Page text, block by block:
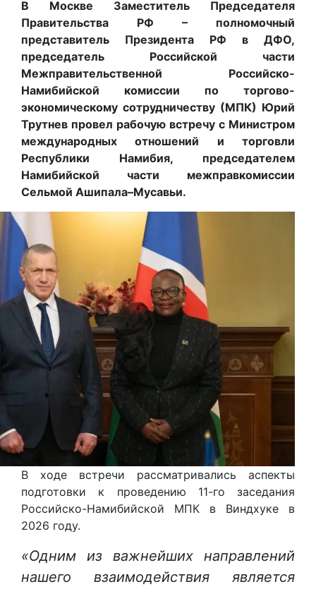
В Москве Заместитель Председателя
Правительства РФ – полномочный
представитель Президента РФ в ДФО,
председатель Российской части
Межправительственной Российско-
Намибийской комиссии по торгово-
экономическому сотрудничеству (МПК) Юрий
Трутнев провел рабочую встречу с Министром
международных отношений и торговли
Республики Намибия, председателем
Намибийской части межправкомиссии
Сельмой Ашипала–Мусавьи.
В ходе встречи рассматривались аспекты
подготовки к проведению 11-го заседания
Российско-Намибийской МПК в Виндхуке в
2026 году.
«Одним из важнейших направлений
нашего взаимодействия является